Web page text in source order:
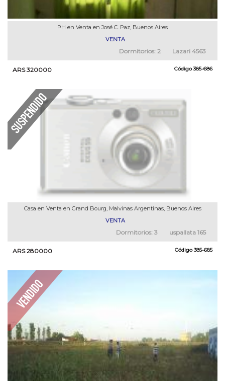
PH en Venta en José C. Paz, Buenos Aires
VENTA
Lazari 4563
Dormitorios: 2
Código385-686
ARS 320000
Casa en Venta en Grand Bourg, Malvinas Argentinas, Buenos Aires
VENTA
uspallata 165
Dormitorios: 3
Código385-685
ARS 280000